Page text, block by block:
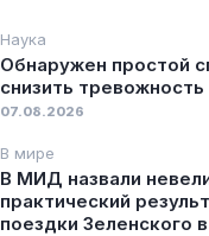
Наука
Обнаружен простой
снизить тревожность
07.08.2026
В мире
В МИД назвали
практический
поездки Зеленского